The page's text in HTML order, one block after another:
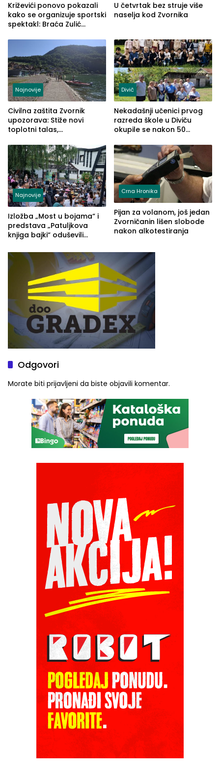
Križevići ponovo pokazali
kako se organizuje sportski
spektakl: Braća Zulić
U četvrtak bez struje više
naselja kod Zvornika
Najnovije
Civilna zaštita Zvornik
upozorava: Stiže novi
toplotni talas,
Divič
Nekadašnji učenici prvog
razreda škole u Diviču
okupile se nakon 50
Pašić im održao čas
(FOTO)
Najnovije
Izložba „Most u bojama“ i
predstava „Patuljkova
knjiga bajki“ oduševili
Crna Hronika
Pijan za volanom, još jedan
Zvorničanin lišen slobode
nakon alkotestiranja
Odgovori
Morate biti prijavljeni da biste objavili komentar.